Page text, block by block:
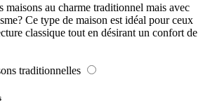
maisons au charme traditionnel mais avec
Ce type de maison est idéal pour ceux
classique tout en désirant un confort de
traditionnelles